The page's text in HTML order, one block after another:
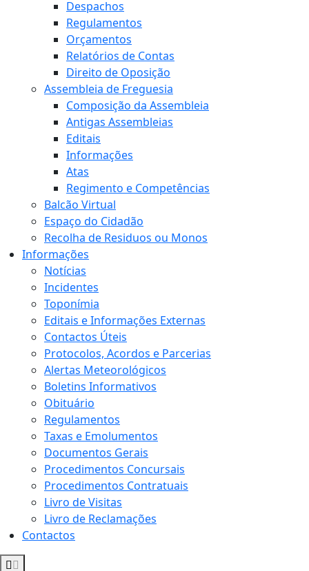
Despachos
Regulamentos
Orçamentos
Relatórios de Contas
Direito de Oposição
Assembleia de Freguesia
Composição da Assembleia
Antigas Assembleias
Editais
Informações
Atas
Regimento e Competências
Balcão Virtual
Espaço do Cidadão
Recolha de Residuos ou Monos
Informações
Notícias
Incidentes
Toponímia
Editais e Informações Externas
Contactos Úteis
Protocolos, Acordos e Parcerias
Alertas Meteorológicos
Boletins Informativos
Obituário
Regulamentos
Taxas e Emolumentos
Documentos Gerais
Procedimentos Concursais
Procedimentos Contratuais
Livro de Visitas
Livro de Reclamações
Contactos